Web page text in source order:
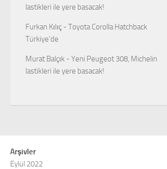
lastikleri ile yere basacak!
Furkan Kılıç - Toyota Corolla Hatchback
Türkiye’de
Murat Balçık - Yeni Peugeot 308, Michelin
lastikleri ile yere basacak!
Arşivler
Eylül 2022